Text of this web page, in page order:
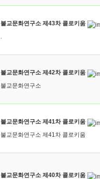
불교문화연구소 제43차 콜로키움
.
불교문화연구소 제42차 콜로키움
불교문화연구소
불교문화연구소 제41차 콜로키움
불교문화연구소 제41차 콜로키움
불교문화연구소 제40차 콜로키움